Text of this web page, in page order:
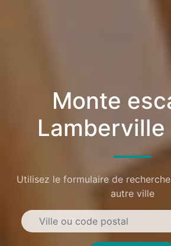
Monte
Utilisez le formulaire de
autre ville